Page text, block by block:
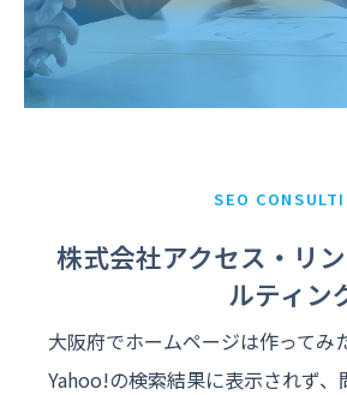
SEO
株式会社アクセス・リ
ルティン
大阪府でホームページは作ってみ
Yahoo!の検索結果に表示されず